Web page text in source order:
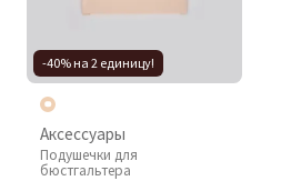
-40% на 2 единицу!
Аксессуары
Подушечки для
бюстгальтера